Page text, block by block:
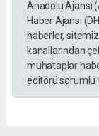
Anadolu Ajansı
Haber Ajansı
haberler,
kanallarından
muhataplar
editörü sorumlu